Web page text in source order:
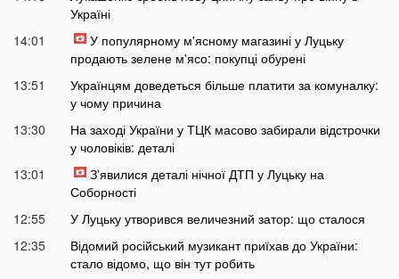
Україні
14:01
У популярному м'ясному магазині у Луцьку
продають зелене м'ясо: покупці обурені
13:51
Українцям доведеться більше платити за комуналку:
у чому причина
13:30
На заході України у ТЦК масово забирали відстрочки
у чоловіків: деталі
13:01
Зʼявилися деталі нічної ДТП у Луцьку на
Соборності
12:55
У Луцьку утворився величезний затор: що сталося
12:35
Відомий російський музикант приїхав до України:
стало відомо, що він тут робить